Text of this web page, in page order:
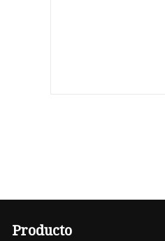
Producto